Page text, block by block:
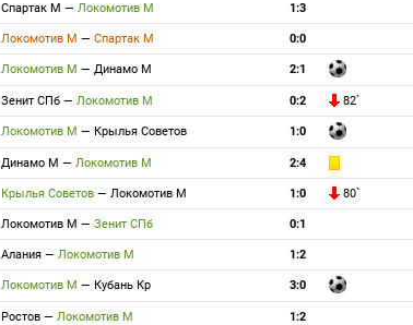
Спартак М — Локомотив М 1:3
Локомотив М — Спартак М 0:0
Локомотив М — Динамо М 2:1
Зенит СПб — Локомотив М 0:2 82`
Локомотив М — Крылья Советов 1:0
Динамо М — Локомотив М 2:4
Крылья Советов — Локомотив М 1:0 80`
Локомотив М — Зенит СПб 0:1
Алания — Локомотив М 1:2
Локомотив М — Кубань Кр 3:0
Ростов — Локомотив М 1:2